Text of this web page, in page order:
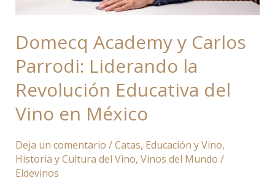
Domecq Academy y Carlos
Parrodi: Liderando la
Revolución Educativa del
Vino en México
Deja un comentario /Catas, Educación y Vino,
Historia y Cultura del Vino, Vinos del Mundo /
Eldevinos
México